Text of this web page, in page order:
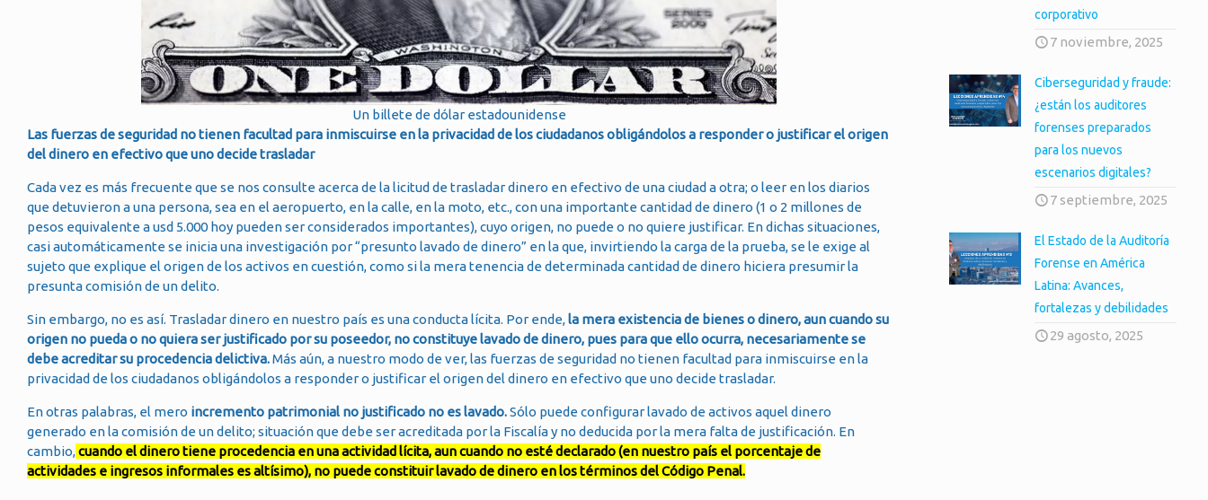
Un billete de dólar estadounidense
Las fuerzas de seguridad no tienen facultad para inmiscuirse en la privacidad de los ciudadanos obligándolos a responder o justificar el origen
del dinero en efectivo que uno decide trasladar
Cada vez es más frecuente que se nos consulte acerca de la licitud de trasladar dinero en efectivo de una ciudad a otra; o leer en los diarios
que detuvieron a una persona, sea en el aeropuerto, en la calle, en la moto, etc., con una importante cantidad de dinero (1 o 2 millones de
pesos equivalente a usd 5.000 hoy pueden ser considerados importantes), cuyo origen, no puede o no quiere justificar. En dichas situaciones,
casi automáticamente se inicia una investigación por “presunto lavado de dinero” en la que, invirtiendo la carga de la prueba, se le exige al
sujeto que explique el origen de los activos en cuestión, como si la mera tenencia de determinada cantidad de dinero hiciera presumir la
presunta comisión de un delito.
Sin embargo, no es así. Trasladar dinero en nuestro país es una conducta lícita. Por ende,la mera existencia de bienes o dinero, aun cuando su
origen no pueda o no quiera ser justificado por su poseedor, no constituye lavado de dinero, pues para que ello ocurra, necesariamente se
debe acreditar su procedencia delictiva.Más aún, a nuestro modo de ver, las fuerzas de seguridad no tienen facultad para inmiscuirse en la
privacidad de los ciudadanos obligándolos a responder o justificar el origen del dinero en efectivo que uno decide trasladar.
En otras palabras, el mero incremento patrimonial no justificado no es lavado.Sólo puede configurar lavado de activos aquel dinero
generado en la comisión de un delito; situación que debe ser acreditada por la Fiscalía y no deducida por la mera falta de justificación. En
cambio,cuando el dinero tiene procedencia en una actividad lícita, aun cuando no esté declarado (en nuestro país el porcentaje de
actividades e ingresos informales es altísimo), no puede constituir lavado de dinero en los términos del Código Penal.
corporativo
7 noviembre, 2025
Ciberseguridad y fraude:
¿están los auditores
forenses preparados
para los nuevos
escenarios digitales?
7 septiembre, 2025
El Estado de la Auditoría
Forense en América
Latina: Avances,
fortalezas y debilidades
29 agosto, 2025